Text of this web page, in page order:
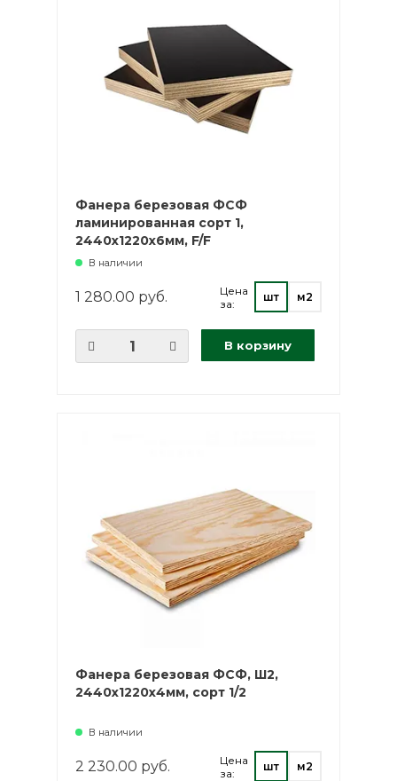
Лиственница сибирская
Крепёж
Саморез
Утеплитель
Фанера березовая ФСФ
ламинированная сорт 1,
2440х1220х6мм, F/F
В наличии
1 280.00 руб.
Цена
за:
шт м2
В корзину
Фанера березовая ФСФ, Ш2,
2440х1220х4мм, сорт 1/2
В наличии
2 230.00 руб.
Цена
за:
шт м2